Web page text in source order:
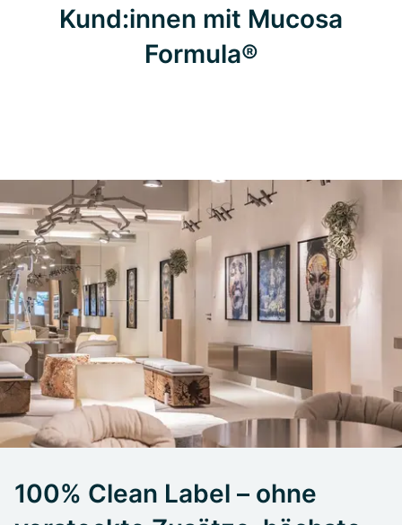
Kund:innen mit Mucosa
Formula®
100% Clean Label – ohne